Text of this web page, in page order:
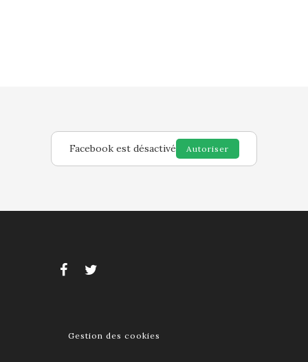
Facebook est désactivé Autoriser
Gestion des cookies